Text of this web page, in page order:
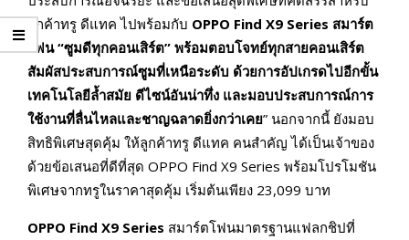
ลูกค้าทรู ดีแทค ไปพร้อมกับ OPPO Find X9 Series สมาร์ต
โฟน “ซูมดีทุกคอนเสิร์ต” พร้อมตอบโจทย์ทุกสายคอนเสิร์ต
สัมผัสประสบการณ์ซูมที่เหนือระดับ ด้วยการอัปเกรดไปอีกขั้น
เทคโนโลยีล้ำสมัย ดีไซน์อันน่าทึ่ง และมอบประสบการณ์การ
ใช้งานที่ลื่นไหลและชาญฉลาดยิ่งกว่าเคย” นอกจากนี้ ยังมอบ
สิทธิพิเศษสุดคุ้ม ให้ลูกค้าทรู ดีแทค คนสำคัญ ได้เป็นเจ้าของ
ด้วยข้อเสนอที่ดีที่สุด OPPO Find X9 Series พร้อมโปรโมชัน
พิเศษจากทรูในราคาสุดคุ้ม เริ่มต้นเพียง 23,099 บาท
OPPO Find X9 Series สมาร์ตโฟนมาตรฐานแฟลกชิปที่